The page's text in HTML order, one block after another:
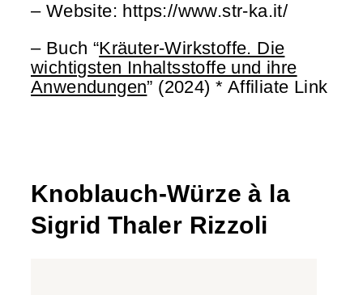
– Website: https://www.str-ka.it/
– Buch “Kräuter-Wirkstoffe. Die
wichtigsten Inhaltsstoffe und ihre
Anwendungen” (2024) * Affiliate Link
Knoblauch-Würze à la
Sigrid Thaler Rizzoli